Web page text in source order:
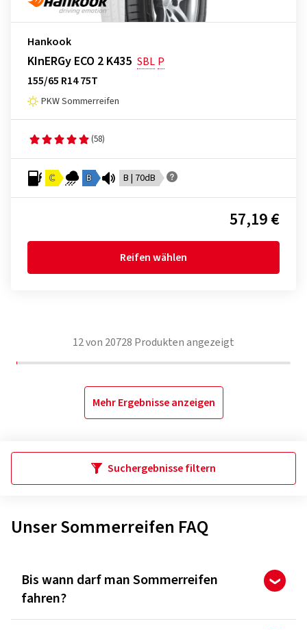
Hankook
KInERGy ECO 2 K435 SBL P
155/65 R14 75T
PKW Sommerreifen
(58)
C B B | 70dB
57,19 €
Reifen wählen
12von 20728 Produkten angezeigt
Mehr Ergebnisse anzeigen
Suchergebnisse filtern
Unser Sommerreifen FAQ
Bis wann darf man Sommerreifen
fahren?